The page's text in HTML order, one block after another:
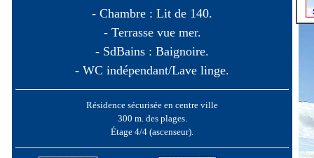
- Chambre : Lit de 140.
- Terrasse vue mer.
- SdBains : Baignoire.
- WC indépendant/Lave linge.
Résidence sécurisée en centre ville
300 m. des plages.
Étage 4/4 (ascenseur).